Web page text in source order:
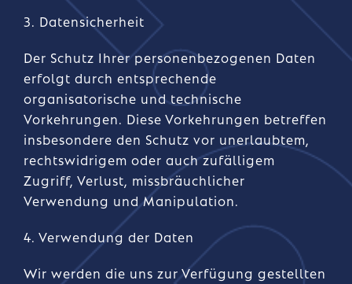
3. Datensicherheit
Der Schutz Ihrer personenbezogenen Daten
erfolgt durch entsprechende
organisatorische und technische
Vorkehrungen. Diese Vorkehrungen betreffen
insbesondere den Schutz vor unerlaubtem,
rechtswidrigem oder auch zufälligem
Zugriff, Verlust, missbräuchlicher
Verwendung und Manipulation.
4. Verwendung der Daten
Wir werden die uns zur Verfügung gestellten